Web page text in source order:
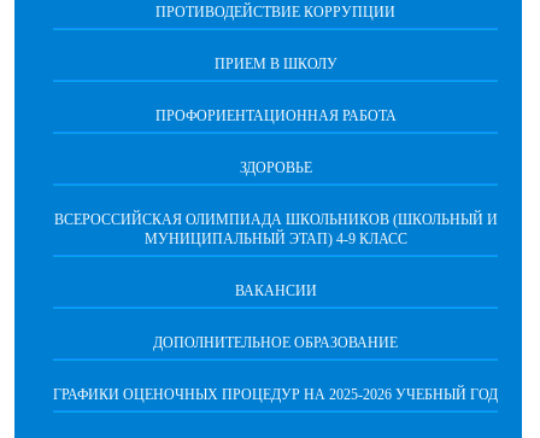
ПРОТИВОДЕЙСТВИЕ КОРРУПЦИИ
ПРИЕМ В ШКОЛУ
ПРОФОРИЕНТАЦИОННАЯ РАБОТА
ЗДОРОВЬЕ
ВСЕРОССИЙСКАЯ ОЛИМПИАДА ШКОЛЬНИКОВ (ШКОЛЬНЫЙ И
МУНИЦИПАЛЬНЫЙ ЭТАП) 4-9 КЛАСС
ВАКАНСИИ
ДОПОЛНИТЕЛЬНОЕ ОБРАЗОВАНИЕ
ГРАФИКИ ОЦЕНОЧНЫХ ПРОЦЕДУР НА 2025-2026 УЧЕБНЫЙ ГОД